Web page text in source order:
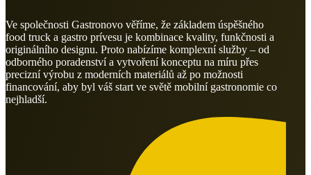
Ve společnosti Gastronovo věříme, že základem úspěšného
food truck a gastro prívesu je kombinace kvality, funkčnosti a
originálního designu. Proto nabízíme komplexní služby – od
odborného poradenství a vytvoření konceptu na míru přes
precizní výrobu z moderních materiálů až po možnosti
financování, aby byl váš start ve světě mobilní gastronomie co
nejhladší.